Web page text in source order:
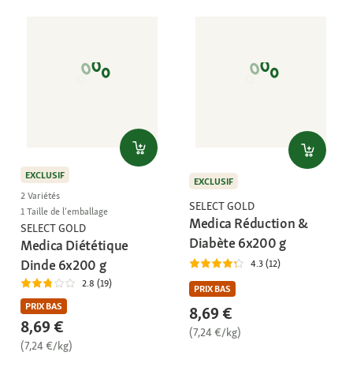
EXCLUSIF
2 Variétés
1 Taille de l'emballage
SELECT GOLD
Medica Diététique
Dinde 6x200 g
2.8 (19)
PRIX BAS
8,69 €
(7,24 €/kg)
EXCLUSIF
SELECT GOLD
Medica Réduction &
Diabète 6x200 g
4.3 (12)
PRIX BAS
8,69 €
(7,24 €/kg)